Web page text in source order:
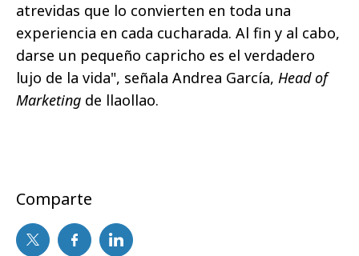
atrevidas que lo convierten en toda una
experiencia en cada cucharada. Al fin y al cabo,
darse un pequeño capricho es el verdadero
lujo de la vida", señala Andrea García, Head of
Marketing de llaollao.
Comparte